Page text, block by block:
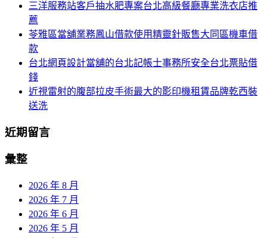
三洋服務站客戶抽水肥專案台北高級餐廳專業洗衣店推
薦
苓雅區當舖業務鳳山借款使用精靈針販售大同區機車借
款
台北網頁設計當舖的台北記帳士事務所安全台北票貼借
錢
近視雷射的腹部拉皮手術最大的影印機租賃品牌乾西裝
送洗
近期留言
彙整
2026 年 8 月
2026 年 7 月
2026 年 6 月
2026 年 5 月